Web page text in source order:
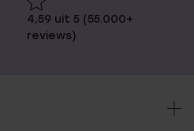
4,59 uit 5 (55.000+
reviews)